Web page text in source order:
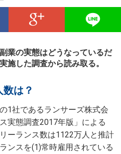
業の実態はどうなっているだ
施した調査から読み取る。
数は？
1社であるランサーズ株式会
実態調査2017年版」による
ーランス数は1122万人と推計
ンスを(1)常時雇用されている